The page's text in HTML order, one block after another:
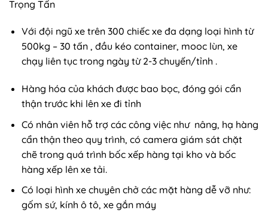
Trọng Tấn
Với đội ngũ xe trên 300 chiếc xe đa dạng loại hình từ
500kg – 30 tấn , đầu kéo container, mooc lùn, xe
chạy liên tục trong ngày từ 2-3 chuyến/tỉnh .
Hàng hóa của khách được bao bọc, đóng gói cẩn
thận trước khi lên xe đi tỉnh
Có nhân viên hỗ trợ các công việc như nâng, hạ hàng
cẩn thận theo quy trình, có camera giám sát chặt
chẽ trong quá trình bốc xếp hàng tại kho và bốc
hàng xếp lên xe tải.
Có loại hình xe chuyên chở các mặt hàng dễ vỡ như:
gốm sứ, kính ô tô, xe gắn máy